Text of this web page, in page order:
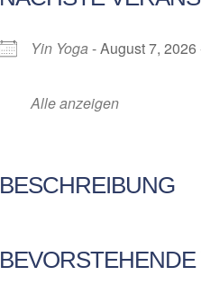
Yin Yoga- August 7,
Alle anzeigen
BESCHREIBUNG